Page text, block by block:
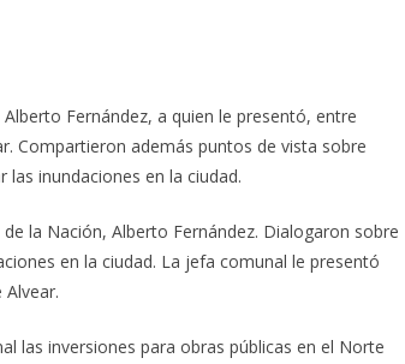
Fernández, a quien le presentó, entre
Compartieron además puntos de vista sobre
inundaciones en la ciudad.
la Nación, Alberto Fernández. Dialogaron sobre
en la ciudad. La jefa comunal le presentó
las inversiones para obras públicas en el Norte